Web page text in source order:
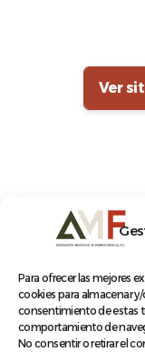
Para ofrecer las mejores
cookies para almacenar
consentimiento de estas
comportamiento de
No consentir o retirar el
Ver
Manuel